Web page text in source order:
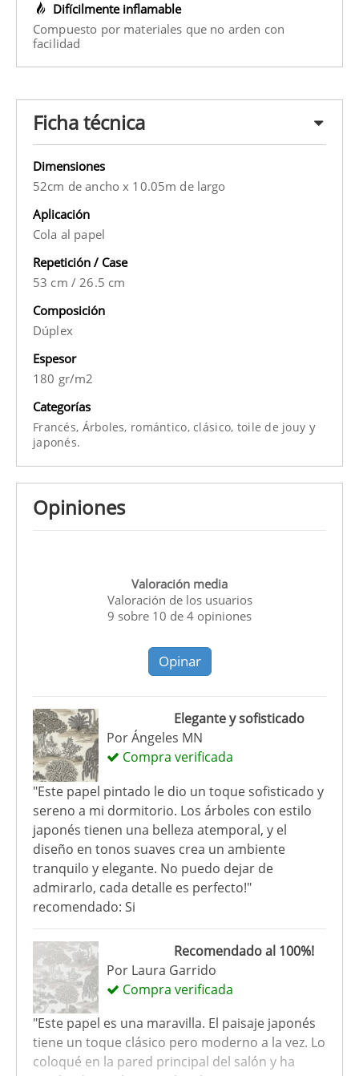
Difícilmente inflamable
Compuesto por materiales que no arden con
facilidad
Ficha técnica
Dimensiones
52cm de ancho x 10.05m de largo
Aplicación
Cola al papel
Repetición / Case
53 cm / 26.5 cm
Composición
Dúplex
Espesor
180 gr/m2
Categorías
Francés, Árboles, romántico,clásico, toile de jouy y
japonés.
Opiniones
Valoración media
Valoración de los usuarios
9 sobre 10 de 4 opiniones
Opinar
Elegante y sofisticado
Por Ángeles MN
Compra verificada
"Este papel pintado le dio un toque sofisticado y
sereno a mi dormitorio. Los árboles con estilo
japonés tienen una belleza atemporal, y el
diseño en tonos suaves crea un ambiente
tranquilo y elegante. No puedo dejar de
admirarlo, cada detalle es perfecto!"
recomendado: Si
Recomendado al 100%!
Por Laura Garrido
Compra verificada
"Este papel es una maravilla. El paisaje japonés
tiene un toque clásico pero moderno a la vez. Lo
coloqué en la pared principal del salón y ha